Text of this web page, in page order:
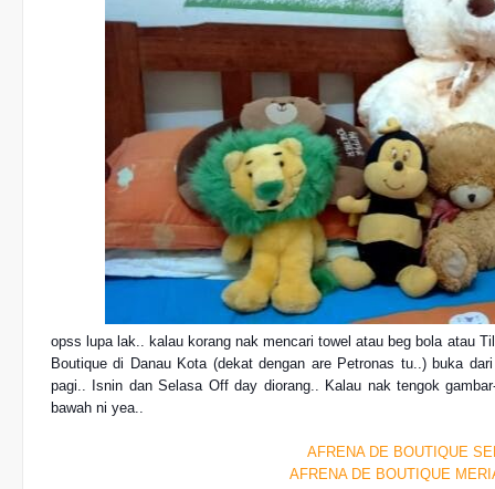
opss lupa lak.. kalau korang nak mencari towel atau beg bola atau
Boutique di Danau Kota (dekat dengan are Petronas tu..) buka
pagi.. Isnin dan Selasa Off day diorang.. Kalau nak tengok
bawah ni yea..
AFRENA DE BOUTIQUE
AFRENA DE BOUTIQUE